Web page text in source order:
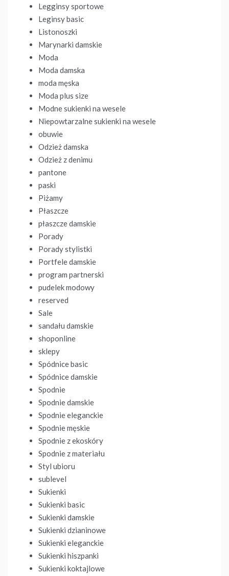
Legginsy sportowe
Leginsy basic
Listonoszki
Marynarki damskie
Moda
Moda damska
moda męska
Moda plus size
Modne sukienki na wesele
Niepowtarzalne sukienki na wesele
obuwie
Odzież damska
Odzież z denimu
pantone
paski
Piżamy
Płaszcze
płaszcze damskie
Porady
Porady stylistki
Portfele damskie
program partnerski
pudelek modowy
reserved
Sale
sandału damskie
shoponline
sklepy
Spódnice basic
Spódnice damskie
Spodnie
Spodnie damskie
Spodnie eleganckie
Spodnie męskie
Spodnie z ekoskóry
Spodnie z materiału
Styl ubioru
sublevel
Sukienki
Sukienki basic
Sukienki damskie
Sukienki dzianinowe
Sukienki eleganckie
Sukienki hiszpanki
Sukienki koktajlowe